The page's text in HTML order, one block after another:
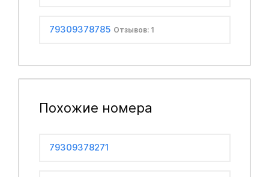
79309378785 Отзывов: 1
Похожие номера
79309378271